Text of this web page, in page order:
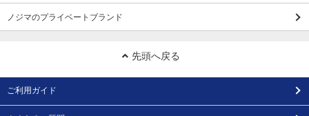
ノジマのプライベートブランド
先頭へ戻る
ご利用ガイド